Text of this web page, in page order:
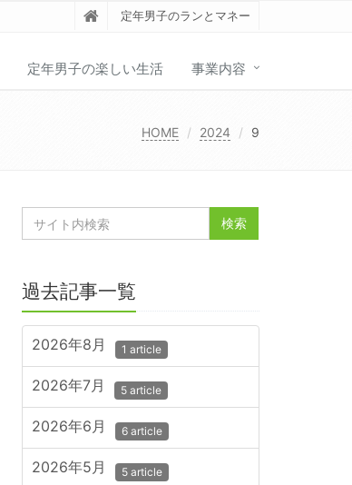
定年男子のランとマネー
定年男子の楽しい生活 事業内容
HOME 2024 9
過去記事一覧
2026年8月 1 article
2026年7月 5 article
2026年6月 6 article
2026年5月 5 article